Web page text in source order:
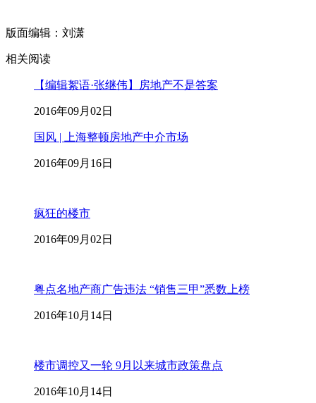
版面编辑：刘潇
相关阅读
【编辑絮语·张继伟】房地产不是答案
2016年09月02日
国风 | 上海整顿房地产中介市场
2016年09月16日
疯狂的楼市
2016年09月02日
粤点名地产商广告违法 “销售三甲”悉数上榜
2016年10月14日
楼市调控又一轮 9月以来城市政策盘点
2016年10月14日